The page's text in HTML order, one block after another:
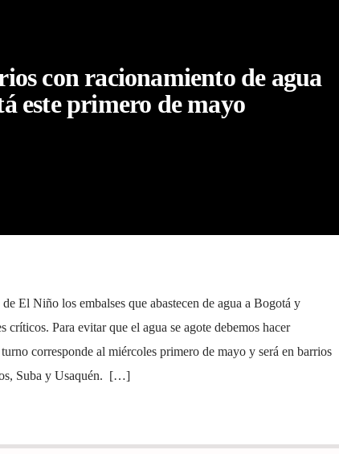
con racionamiento de agua
este primero de mayo
El Niño los embalses que abastecen de agua a Bogotá y
críticos. Para evitar que el agua se agote debemos hacer
corresponde al miércoles primero de mayo y será en barrios
Suba y Usaquén. […]